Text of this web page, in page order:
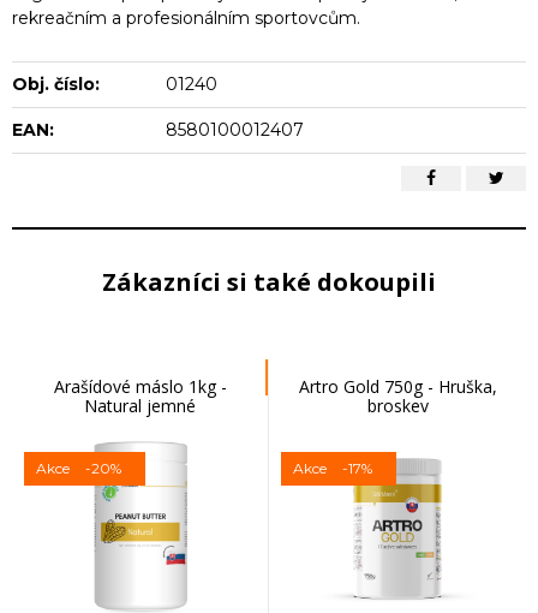
rekreačním a profesionálním sportovcům.
Obj. číslo: 01240
EAN: 8580100012407
Zákazníci si také dokoupili
Arašídové máslo 1kg -
Natural jemné
Akce -20%
Artro Gold 750g - Hruška,
broskev
Akce -17%